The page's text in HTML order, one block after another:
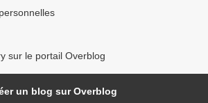
sur le portail Overblog
un blog sur Overblog